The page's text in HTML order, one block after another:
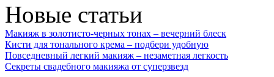
Новые статьи
Макияж в золотисто-черных тонах – вечерний блеск
Кисти для тонального крема – подбери удобную
Повседневный легкий макияж – незаметная легкость
Секреты свадебного макияжа от суперзвезд